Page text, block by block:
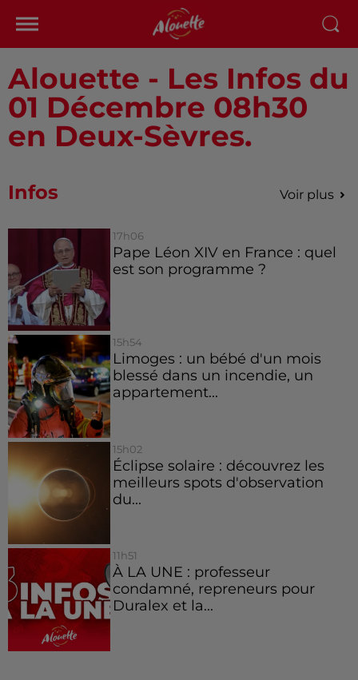
Alouette - Les Infos du
01 Décembre 08h30
en Deux-Sèvres.
Infos Voir plus
17h06
Pape Léon XIV en France : quel
est son programme ?
15h54
Limoges : un bébé d'un mois
blessé dans un incendie, un
appartement...
15h02
Éclipse solaire : découvrez les
meilleurs spots d'observation
du...
11h51
À LA UNE : professeur
condamné, repreneurs pour
Duralex et la...